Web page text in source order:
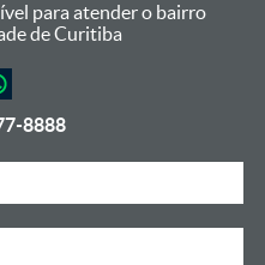
para atender o bairro
de Curitiba
8888